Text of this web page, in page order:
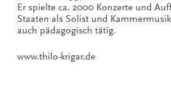
Er spielte ca. 2000 Konzerte und
Staaten als Solist und
auch pädagogisch tätig.
www.thilo-krigar.de